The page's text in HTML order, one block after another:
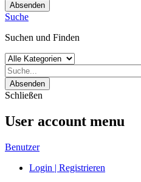
Absenden
Suche
Suchen und Finden
Absenden
Schließen
User account menu
Benutzer
Login | Registrieren